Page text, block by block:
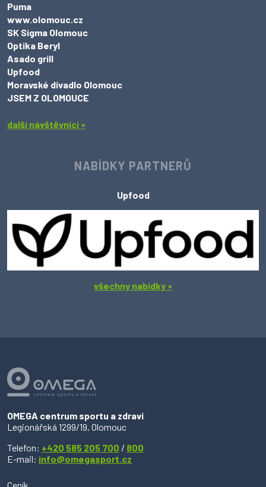
Puma
www.olomouc.cz
SK Sigma Olomouc
Optika Beryl
Asado grill
Upfood
Moravské divadlo Olomouc
JSEM Z OLOMOUCE
další návštěvníci »
NABÍDKY PARTNERŮ
Upfood
všechny nabídky »
OMEGA centrum sportu a zdraví
Legionářská 1299/19, Olomouc
Telefon: +420 585 205 700 / 800
E-mail: info@omegasport.cz